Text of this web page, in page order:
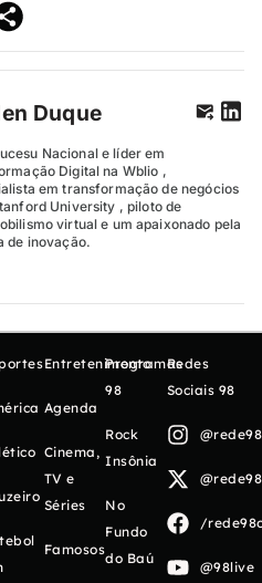
Duque
Nacional e líder em
Digital na Wblio ,
em transformação de negócios
University , piloto de
virtual e um apaixonado pela
de inovação.
Entretenimento
Agenda
Cinema,
TV e
Séries
Famosos
Programas
98
Rock
Insônia
No
Fundo
do Baú
Redes
Sociais 98
/
@98live